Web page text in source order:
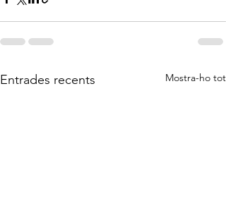
Entrades recents Mostra-ho tot